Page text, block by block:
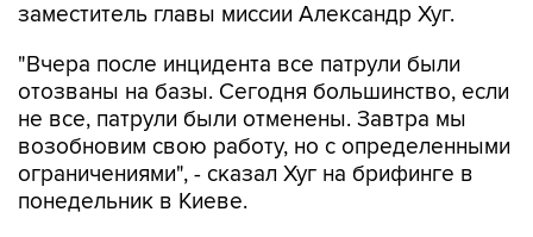
заместитель главы миссии Александр Хуг.
"Вчера после инцидента все патрули были
отозваны на базы. Сегодня большинство, если
не все, патрули были отменены. Завтра мы
возобновим свою работу, но с определенными
ограничениями", - сказал Хуг на брифинге в
понедельник в Киеве.